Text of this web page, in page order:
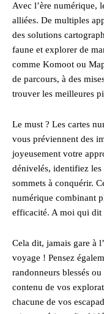
Avec l’ère numérique,
alliées. De multiples
des solutions
faune et explorer de
comme Komoot ou
de parcours, à des
trouver les meilleures
Le must ? Les cartes
vous préviennent des
joyeusement votre
dénivelés, identifiez les
sommets à conquérir.
numérique combinant
efficacité. A moi qui dit
Cela dit, jamais gare à
voyage ! Pensez
randonneurs blessés
contenu de vos
chacune de vos